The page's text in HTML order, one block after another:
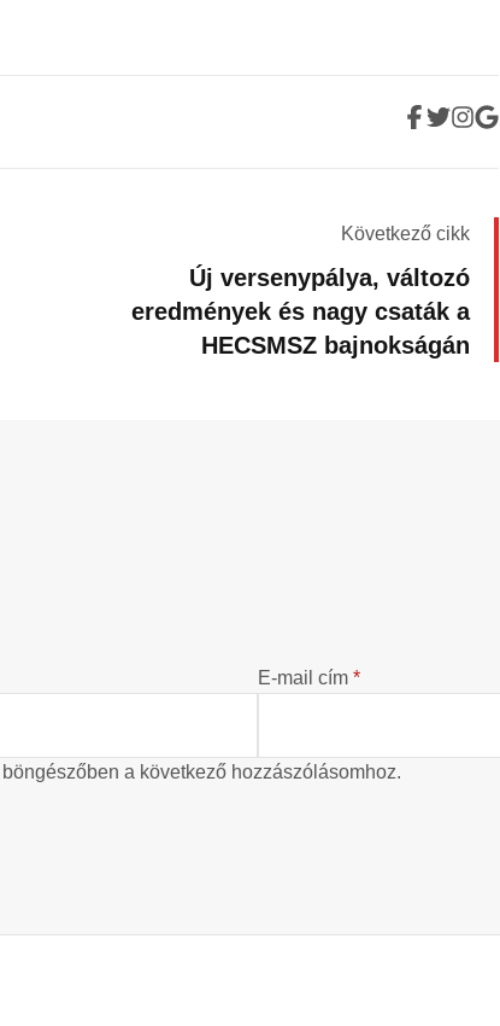
Következő cikk
Új versenypálya, változó
eredmények és nagy csaták a
HECSMSZ bajnokságán
E-mail cím *
a következő hozzászólásomhoz.